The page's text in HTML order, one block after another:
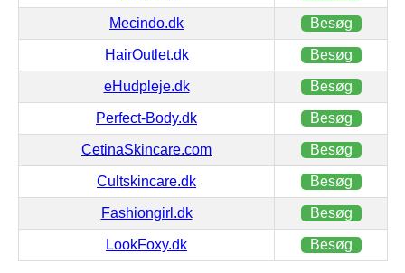
Mecindo.dk Besøg
HairOutlet.dk Besøg
eHudpleje.dk Besøg
Perfect-Body.dk Besøg
CetinaSkincare.com Besøg
Cultskincare.dk Besøg
Fashiongirl.dk Besøg
LookFoxy.dk Besøg